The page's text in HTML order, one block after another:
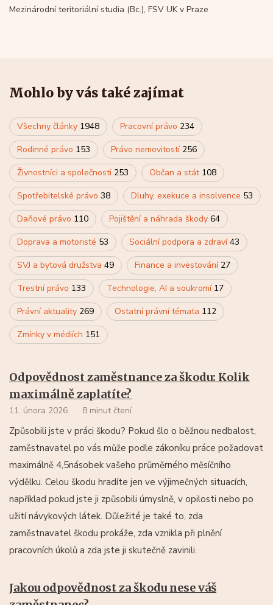
Mezinárodní teritoriální studia (Bc.), FSV UK v Praze
Mohlo by vás také zajímat
Všechny články 1948 Pracovní právo 234
Rodinné právo 153 Právo nemovitostí 256
Živnostníci a společnosti 253 Občan a stát 108
Spotřebitelské právo 38 Dluhy, exekuce a insolvence 53
Daňové právo 110 Pojištění a náhrada škody 64
Doprava a motoristé 53 Sociální podpora a zdraví43
SVJ a bytová družstva 49 Finance a investování 27
Trestní právo 133 Technologie, AI a soukromí 17
Právní aktuality 269 Ostatní právní témata 112
Zmínky v médiích 151
Odpovědnost zaměstnance za škodu: Kolik
maximálně zaplatíte?
11. února 2026 8 minut čtení
Způsobili jste v práci škodu? Pokud šlo o běžnou nedbalost,
zaměstnavatel po vás může podle zákoníku práce požadovat
maximálně 4,5násobek vašeho průměrného měsíčního
výdělku. Celou škodu hradíte jen ve výjimečných situacích,
například pokud jste ji způsobili úmyslně, v opilosti nebo po
užití návykových látek. Důležité je také to, zda
zaměstnavatel škodu prokáže, zda vznikla při plnění
pracovních úkolů a zda jste ji skutečně zavinili.
Jakou odpovědnost za škodu nese váš